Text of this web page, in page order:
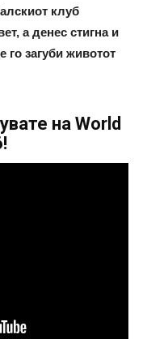
спореди Алварез со
по нов играч за врска
клуб
а денес стигна и
го загуби животот
на World